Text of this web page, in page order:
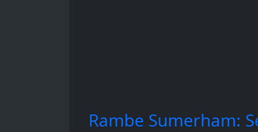
Rambe Sumerham: